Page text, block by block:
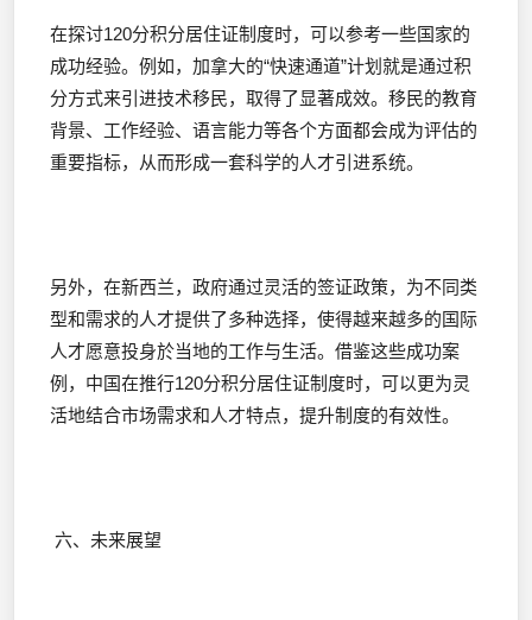
在探讨120分积分居住证制度时，可以参考一些国家的
成功经验。例如，加拿大的“快速通道”计划就是通过积
分方式来引进技术移民，取得了显著成效。移民的教育
背景、工作经验、语言能力等各个方面都会成为评估的
重要指标，从而形成一套科学的人才引进系统。
另外，在新西兰，政府通过灵活的签证政策，为不同类
型和需求的人才提供了多种选择，使得越来越多的国际
人才愿意投身於当地的工作与生活。借鉴这些成功案
例，中国在推行120分积分居住证制度时，可以更为灵
活地结合市场需求和人才特点，提升制度的有效性。
六、未来展望